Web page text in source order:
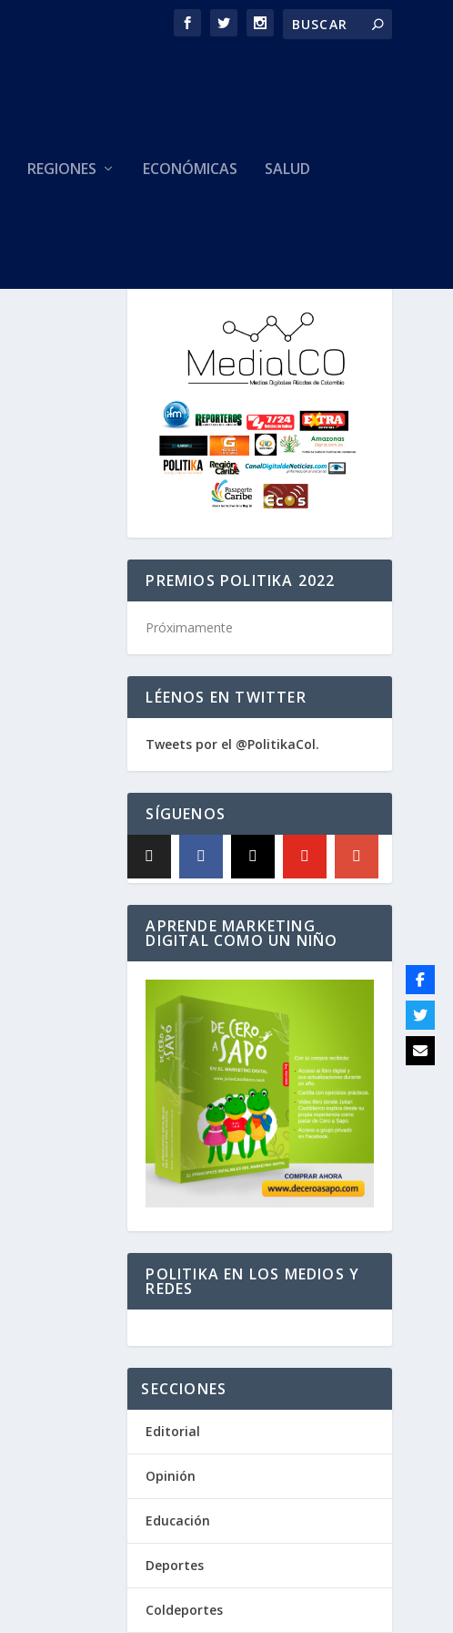
REGIONES ECONÓMICAS SALUD
PREMIOS POLITIKA 2022
Próximamente
LÉENOS EN TWITTER
Tweets por el @PolitikaCol.
SÍGUENOS
APRENDE MARKETING
DIGITAL COMO UN NIÑO
POLITIKA EN LOS MEDIOS Y
REDES
SECCIONES
Editorial
Opinión
Educación
Deportes
Coldeportes